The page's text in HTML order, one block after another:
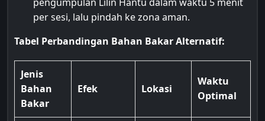
per sesi, lalu pindah ke zona aman.
Tabel Perbandingan Bahan Bakar Alternatif:
Jenis
Bahan
Bakar
Efek Lokasi
Waktu
Optimal